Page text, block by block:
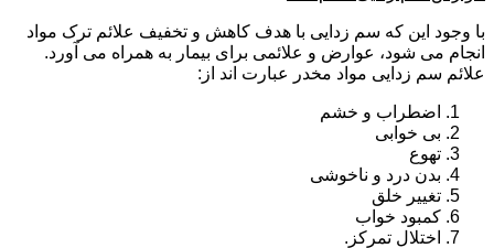
با وجود این که سم زدایی با هدف کاهش و تخفیف علائم ترک مواد
انجام می شود، عوارض و علائمی برای بیمار به همراه می آورد.
علائم سم زدایی مواد مخدر عبارت اند از:
اضطراب و خشم
بی خوابی
تهوع
بدن درد و ناخوشی
تغییر خلق
کمبود خواب
اختلال تمرکز.